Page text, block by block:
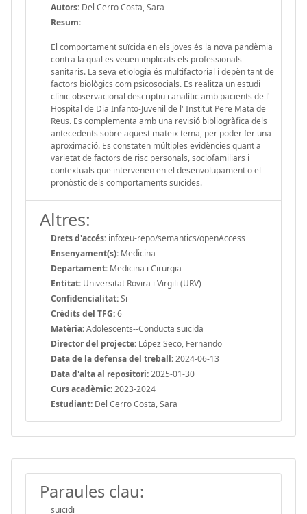
Autors: Del Cerro Costa, Sara
Resum:
El comportament suïcida en els joves és la nova pandèmia
contra la qual es veuen implicats els professionals
sanitaris. La seva etiologia és multifactorial i depèn tant de
factors biològics com psicosocials. Es realitza un estudi
clínic observacional descriptiu i analític amb pacients de l'
Hospital de Dia Infanto-Juvenil de l' Institut Pere Mata de
Reus. Es complementa amb una revisió bibliogràfica dels
antecedents sobre aquest mateix tema, per poder fer una
aproximació. Es constaten múltiples evidències quant a
varietat de factors de risc personals, sociofamiliars i
contextuals que intervenen en el desenvolupament o el
pronòstic dels comportaments suïcides.
Altres:
Drets d'accés: info:eu-repo/semantics/openAccess
Ensenyament(s): Medicina
Departament: Medicina i Cirurgia
Entitat: Universitat Rovira i Virgili (URV)
Confidencialitat:Si
Crèdits del TFG:6
Matèria:Adolescents--Conducta suïcida
Director del projecte: López Seco, Fernando
Data de la defensa del treball:2024-06-13
Data d'alta al repositori:2025-01-30
Curs acadèmic:2023-2024
Estudiant: Del Cerro Costa, Sara
Paraules clau:
suicidi